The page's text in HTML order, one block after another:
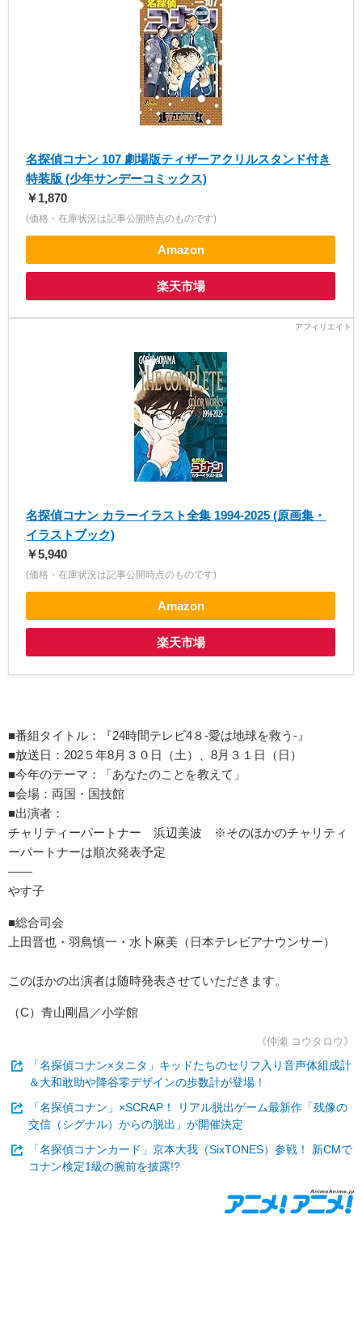
名探偵コナン 107 劇場版ティザーアクリルスタンド付き
特装版 (少年サンデーコミックス)
￥1,870
(価格・在庫状況は記事公開時点のものです)
Amazon
楽天市場
名探偵コナン カラーイラスト全集 1994-2025 (原画集・
イラストブック)
￥5,940
(価格・在庫状況は記事公開時点のものです)
Amazon
楽天市場
■番組タイトル：『24時間テレビ4８-愛は地球を救う-』
■放送日：202５年8月３０日（土）、8月３１日（日）
■今年のテーマ：「あなたのことを教えて」
■会場：両国・国技館
■出演者：
チャリティーパートナー 浜辺美波 ※そのほかのチャリティ
ーパートナーは順次発表予定
――
やす子
■総合司会
上田晋也・羽鳥慎一・水卜麻美（日本テレビアナウンサー）
このほかの出演者は随時発表させていただきます。
（C）青山剛昌／小学館
《仲瀬 コウタロウ》
「名探偵コナン×タニタ」キッドたちのセリフ入り音声体組成計
＆大和敢助や降谷零デザインの歩数計が登場！
「名探偵コナン」×SCRAP！ リアル脱出ゲーム最新作「残像の
交信（シグナル）からの脱出」が開催決定
「名探偵コナンカード」京本大我（SixTONES）参戦！ 新CMで
コナン検定1級の腕前を披露!?